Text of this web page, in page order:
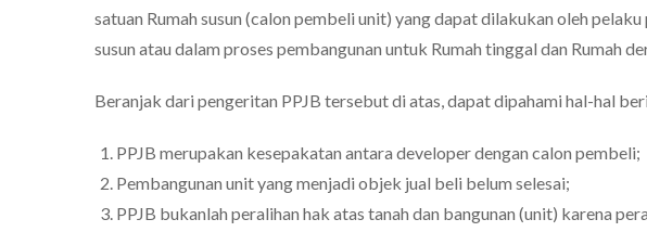
satuan Rumah susun (calon pembeli unit) yang dapat dilakukan oleh
susun atau dalam proses pembangunan untuk Rumah tinggal dan Rumah
Beranjak dari pengeritan PPJB tersebut di atas, dapat dipahami hal-hal
PPJB merupakan kesepakatan antara developer dengan calon pembeli;
Pembangunan unit yang menjadi objek jual beli belum selesai;
PPJB bukanlah peralihan hak atas tanah dan bangunan (unit) karena